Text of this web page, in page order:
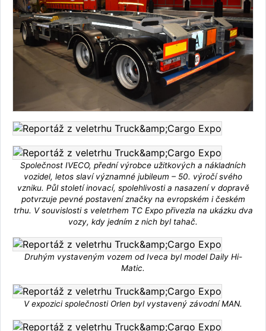
Společnost IVECO, přední výrobce užitkových a nákladních
vozidel, letos slaví významné jubileum – 50. výročí svého
vzniku. Půl století inovací, spolehlivosti a nasazení v dopravě
potvrzuje pevné postavení značky na evropském i českém
trhu. V souvislosti s veletrhem TC Expo přivezla na ukázku dva
vozy, kdy jedním z nich byl tahač.
Druhým vystaveným vozem od Iveca byl model Daily Hi-
Matic.
V expozici společnosti Orlen byl vystavený závodní MAN.